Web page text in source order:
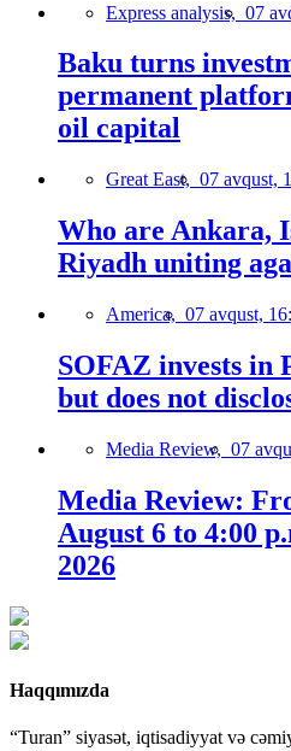
Express analysis, 07
Baku turns
permanent
oil capital
Great East, 07 avqust,
Who are Ankara,
Riyadh uniting
America, 07 avqust,
SOFAZ invests in
but does not
Media Review, 07
Media Review:
August 6 to 4:00
2026
Haqqımızda
“Turan” siyasət, iqtisadiyyat və